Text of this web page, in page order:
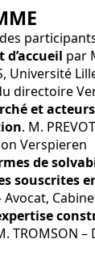
d’accueil par
Université
directoire
et
. M.
Verspieren
de
souscrites
Avocat,
TROMSON